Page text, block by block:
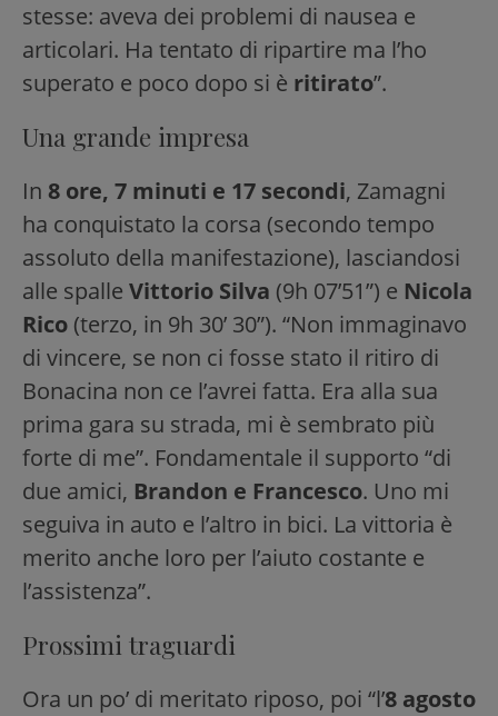
stesse: aveva dei problemi di nausea e
articolari. Ha tentato di ripartire ma l’ho
superato e poco dopo si è ritirato”.
Una grande impresa
In 8 ore, 7 minuti e 17 secondi, Zamagni
ha conquistato la corsa (secondo tempo
assoluto della manifestazione), lasciandosi
alle spalle Vittorio Silva (9h 07’51”) e Nicola
Rico (terzo, in 9h 30’ 30”). “Non immaginavo
di vincere, se non ci fosse stato il ritiro di
Bonacina non ce l’avrei fatta. Era alla sua
prima gara su strada, mi è sembrato più
forte di me”. Fondamentale il supporto “di
due amici, Brandon e Francesco. Uno mi
seguiva in auto e l’altro in bici. La vittoria è
merito anche loro per l’aiuto costante e
l’assistenza”.
Prossimi traguardi
Ora un po’ di meritato riposo, poi “l’8 agosto